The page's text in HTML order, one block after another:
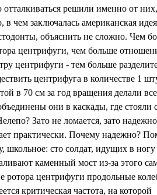
решили именно от
в чем заключалась американская
объяснить не сложно. Чем
центрифуги, чем больше
центрифуги - тем больше
центрифуга в количестве 1
в 70 см за год вращения делали
они в каскады, где стояли
Зато не ломается, зато
практически. Почему надежно?
школьное: сто солдат, идущих в ногу
каменный мост из-за этого
ротора центрифуги продольные
критическая частота, на которой